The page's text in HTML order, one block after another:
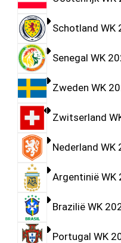
Schotland
Senegal WK
Zweden WK
Zwitserland
Nederland
Argentinië
Brazilië WK
Portugal WK